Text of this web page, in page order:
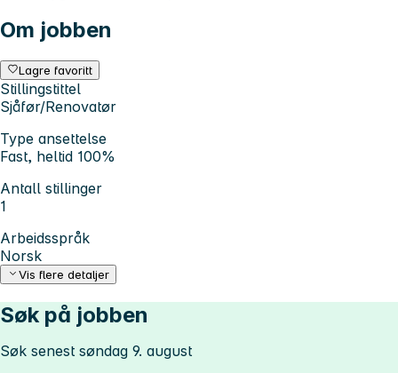
Om jobben
Lagre favoritt
Stillingstittel
Sjåfør/Renovatør
Type ansettelse
Fast, heltid 100%
Antall stillinger
1
Arbeidsspråk
Norsk
Vis flere detaljer
Søk på jobben
Søk senest søndag 9. august